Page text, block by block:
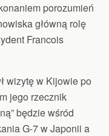
porozumień
główną rolę
Francois
wizytę w Kijowie po
jego rzecznik
będzie wśród
G-7 w Japonii a